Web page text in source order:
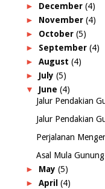
► December (4)
► November (4)
► October (5)
► September (4)
► August (4)
► July (5)
▼ June (4)
Jalur Pendakian
Jalur Pendakian
Perjalanan
Asal Mula
► May (5)
► April (4)